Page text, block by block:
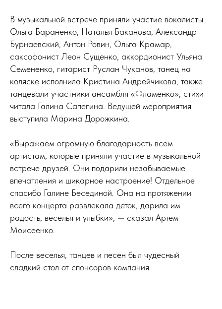
В музыкальной встрече приняли участие вокалисты
Ольга Бараненко, Наталья Баканова, Александр
Бурнаевский, Антон Ровин, Ольга Крамар,
саксофонист Леон Сущенко, аккордионист Ульяна
Семененко, гитарист Руслан Чуканов, танец на
коляске исполнила Кристина Андрейчикова, также
танцевали участники ансамбля «Фламенко», стихи
читала Галина Сапегина. Ведущей мероприятия
выступила Марина Дорожкина.
«Выражаем огромную благодарность всем
артистам, которые приняли участие в музыкальной
встрече друзей. Они подарили незабываемые
впечатления и шикарное настроение! Отдельное
спасибо Галине Бесединой. Она на протяжении
всего концерта развлекала деток, дарила им
радость, веселья и улыбки», — сказал Артем
Моисеенко.
После веселья, танцев и песен был чудесный
сладкий стол от спонсоров компания.